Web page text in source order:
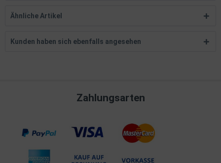
Ähnliche Artikel
Kunden haben sich ebenfalls angesehen
Zahlungsarten